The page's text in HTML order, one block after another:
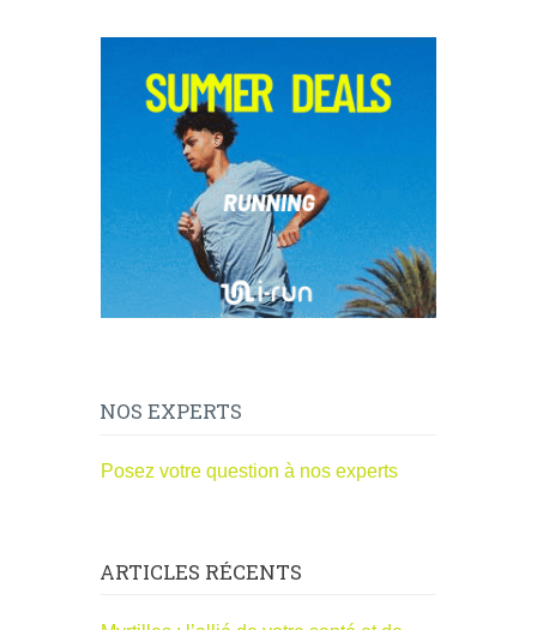
NOS EXPERTS
Posez votre question à nos experts
ARTICLES RÉCENTS